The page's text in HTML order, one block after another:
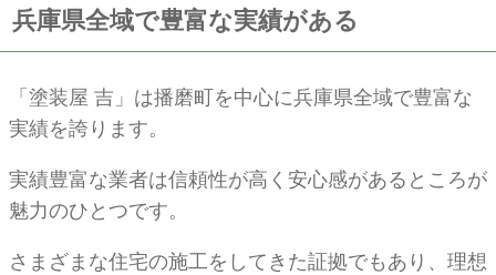
兵庫県全域で豊富な実績がある
「塗装屋 吉」は播磨町を中心に兵庫県全域で豊富な
実績を誇ります。
実績豊富な業者は信頼性が高く安心感があるところが
魅力のひとつです。
さまざまな住宅の施工をしてきた証拠でもあり、理想